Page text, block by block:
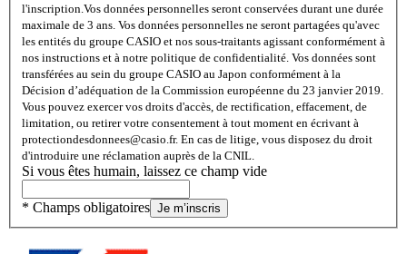
l'inscription. Vos données personnelles seront conservées durant une durée
maximale de 3 ans. Vos données personnelles ne seront partagées qu'avec
les entités du groupe CASIO et nos sous-traitants agissant conformément à
nos instructions et à notre politique de confidentialité. Vos données sont
transférées au sein du groupe CASIO au Japon conformément à la
Décision d’adéquation de la Commission européenne du 23 janvier 2019.
Vous pouvez exercer vos droits d'accès, de rectification, effacement, de
limitation, ou retirer votre consentement à tout moment en écrivant à
protectiondesdonnees@casio.fr. En cas de litige, vous disposez du droit
d'introduire une réclamation auprès de la CNIL.
Si vous êtes humain, laissez ce champ vide
* Champs obligatoires Je m’inscris